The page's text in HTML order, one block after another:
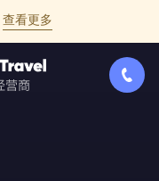
查看更多